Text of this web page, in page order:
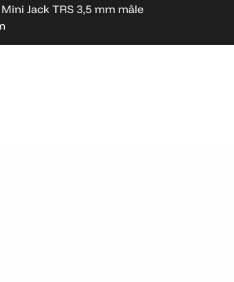
Jack TRS 3,5 mm mâle